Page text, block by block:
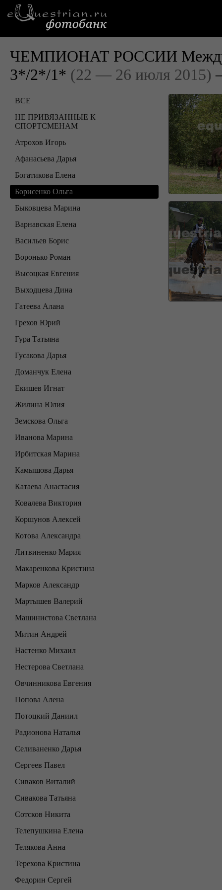
ЧЕМПИОНАТ РОССИИ
3*/2*/1* (22 — 26 июля 2015)
ВСЕ
НЕ ПРИВЯЗАННЫЕ К
СПОРТСМЕНАМ
Атрохов Игорь
Афанасьева Дарья
Богатикова Елена
Борисенко Ольга
Быковцева Марина
Варнавская Елена
Васильев Борис
Воронько Роман
Высоцкая Евгения
Выходцева Дина
Гатеева Алана
Грехов Юрий
Гура Татьяна
Гусакова Дарья
Доманчук Елена
Екишев Игнат
Жилина Юлия
Земскова Ольга
Иванова Марина
Ирбитская Марина
Камышова Дарья
Катаева Анастасия
Ковалева Виктория
Коршунов Алексей
Котова Александра
Литвиненко Мария
Макаренкова Кристина
Марков Александр
Мартышев Валерий
Машинистова Светлана
Митин Андрей
Настенко Михаил
Нестерова Светлана
Овчинникова Евгения
Попова Алена
Потоцкий Даниил
Радионова Наталья
Селиваненко Дарья
Сергеев Павел
Сиваков Виталий
Сивакова Татьяна
Сотсков Никита
Телепушкина Елена
Телякова Анна
Терехова Кристина
Федорин Сергей